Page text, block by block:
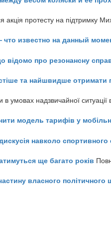
акція протесту на підтримку
известно на данный
відомо про резонансну
та найшвидше
в умовах надзвичайної ситуації
модель тарифів у
навколо спортивного
ще багато років
власного політичного